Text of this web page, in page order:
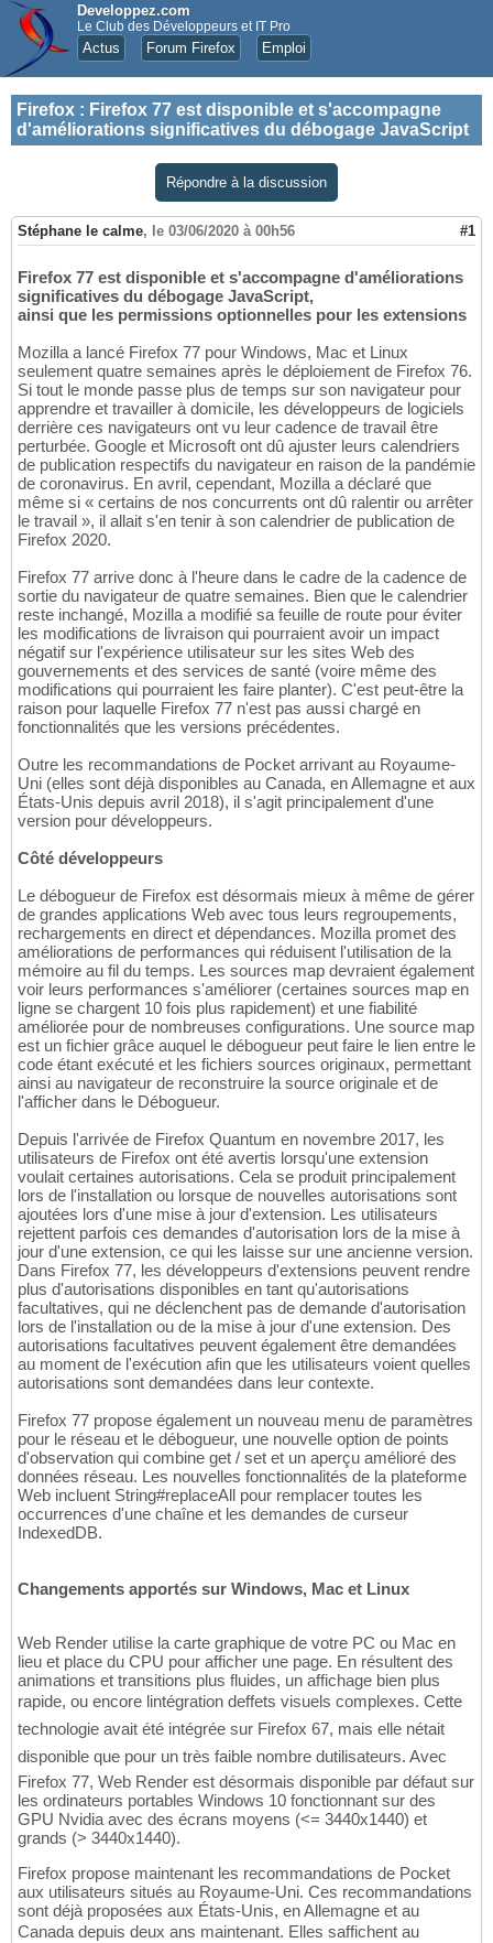
Developpez.com
Le Club des Développeurs et IT Pro
Actus Forum Firefox Emploi
Firefox : Firefox 77 est disponible et s'accompagne
d'améliorations significatives du débogage JavaScript
Répondre à la discussion
Stéphane le calme, le 03/06/2020 à 00h56 #1
Firefox 77 est disponible et s'accompagne d'améliorations
significatives du débogage JavaScript,
ainsi que les permissions optionnelles pour les extensions
Mozilla a lancé Firefox 77 pour Windows, Mac et Linux
seulement quatre semaines après le déploiement de Firefox 76.
Si tout le monde passe plus de temps sur son navigateur pour
apprendre et travailler à domicile, les développeurs de logiciels
derrière ces navigateurs ont vu leur cadence de travail être
perturbée. Google et Microsoft ont dû ajuster leurs calendriers
de publication respectifs du navigateur en raison de la pandémie
de coronavirus. En avril, cependant, Mozilla a déclaré que
même si « certains de nos concurrents ont dû ralentir ou arrêter
le travail », il allait s'en tenir à son calendrier de publication de
Firefox 2020.
Firefox 77 arrive donc à l'heure dans le cadre de la cadence de
sortie du navigateur de quatre semaines. Bien que le calendrier
reste inchangé, Mozilla a modifié sa feuille de route pour éviter
les modifications de livraison qui pourraient avoir un impact
négatif sur l'expérience utilisateur sur les sites Web des
gouvernements et des services de santé (voire même des
modifications qui pourraient les faire planter). C'est peut-être la
raison pour laquelle Firefox 77 n'est pas aussi chargé en
fonctionnalités que les versions précédentes.
Outre les recommandations de Pocket arrivant au Royaume-
Uni (elles sont déjà disponibles au Canada, en Allemagne et aux
États-Unis depuis avril 2018), il s'agit principalement d'une
version pour développeurs.
Côté développeurs
Le débogueur de Firefox est désormais mieux à même de gérer
de grandes applications Web avec tous leurs regroupements,
rechargements en direct et dépendances. Mozilla promet des
améliorations de performances qui réduisent l'utilisation de la
mémoire au fil du temps. Les sources map devraient également
voir leurs performances s'améliorer (certaines sources map en
ligne se chargent 10 fois plus rapidement) et une fiabilité
améliorée pour de nombreuses configurations. Une source map
est un fichier grâce auquel le débogueur peut faire le lien entre le
code étant exécuté et les fichiers sources originaux, permettant
ainsi au navigateur de reconstruire la source originale et de
l'afficher dans le Débogueur.
Depuis l'arrivée de Firefox Quantum en novembre 2017, les
utilisateurs de Firefox ont été avertis lorsqu'une extension
voulait certaines autorisations. Cela se produit principalement
lors de l'installation ou lorsque de nouvelles autorisations sont
ajoutées lors d'une mise à jour d'extension. Les utilisateurs
rejettent parfois ces demandes d'autorisation lors de la mise à
jour d'une extension, ce qui les laisse sur une ancienne version.
Dans Firefox 77, les développeurs d'extensions peuvent rendre
plus d'autorisations disponibles en tant qu'autorisations
facultatives, qui ne déclenchent pas de demande d'autorisation
lors de l'installation ou de la mise à jour d'une extension. Des
autorisations facultatives peuvent également être demandées
au moment de l'exécution afin que les utilisateurs voient quelles
autorisations sont demandées dans leur contexte.
Firefox 77 propose également un nouveau menu de paramètres
pour le réseau et le débogueur, une nouvelle option de points
d'observation qui combine get / set et un aperçu amélioré des
données réseau. Les nouvelles fonctionnalités de la plateforme
Web incluent String#replaceAll pour remplacer toutes les
occurrences d'une chaîne et les demandes de curseur
IndexedDB.
Changements apportés sur Windows, Mac et Linux
Web Render utilise la carte graphique de votre PC ou Mac en
lieu et place du CPU pour afficher une page. En résultent des
animations et transitions plus fluides, un affichage bien plus
rapide, ou encore lintégration deffets visuels complexes. Cette
technologie avait été intégrée sur Firefox 67, mais elle nétait
disponible que pour un très faible nombre dutilisateurs. Avec
Firefox 77, Web Render est désormais disponible par défaut sur
les ordinateurs portables Windows 10 fonctionnant sur des
GPU Nvidia avec des écrans moyens (<= 3440x1440) et
grands (> 3440x1440).
Firefox propose maintenant les recommandations de Pocket
aux utilisateurs situés au Royaume-Uni. Ces recommandations
sont déjà proposées aux États-Unis, en Allemagne et au
Canada depuis deux ans maintenant. Elles saffichent au